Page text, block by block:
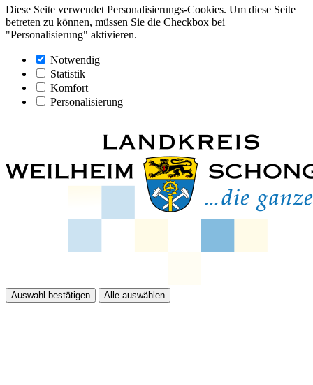
Diese Seite verwendet Personalisierungs-Cookies. Um diese Seite
betreten zu können, müssen Sie die Checkbox bei
"Personalisierung" aktivieren.
Notwendig
Statistik
Komfort
Personalisierung
Auswahl bestätigen Alle auswählen